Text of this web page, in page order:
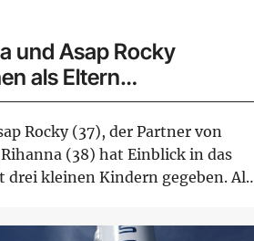
und Asap Rocky
als Eltern
Rocky (37), der Partner von
(38) hat Einblick in das
drei kleinen Kindern gegeben. Als